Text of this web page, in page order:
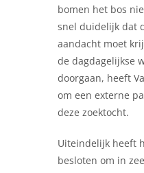
bomen het bos
snel duidelijk dat
aandacht moet
de dagdagelijkse
doorgaan, heeft
om een externe
deze zoektocht.
Uiteindelijk heeft
besloten om in